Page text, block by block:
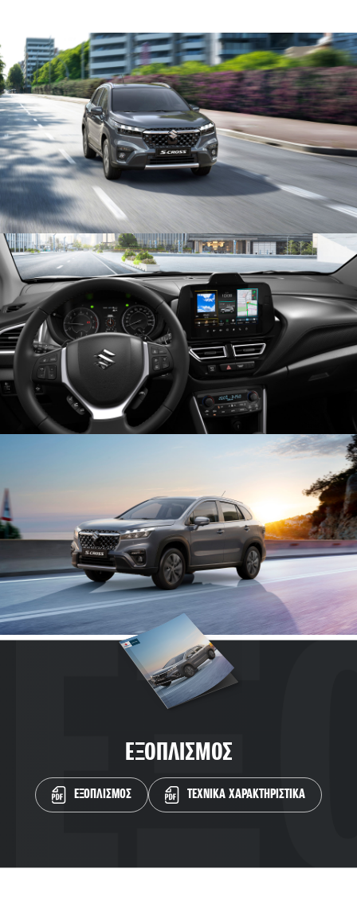
ΕΞΟΠΛΙΣΜΟΣ
ΕΞΟΠΛΙΣΜΟΣ ΤΕΧΝΙΚΑ ΧΑΡΑΚΤΗΡΙΣΤΙΚΑ